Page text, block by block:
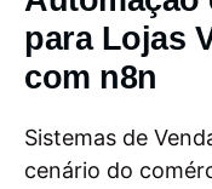
para Lojas
com n8n
Sistemas de
cenário do